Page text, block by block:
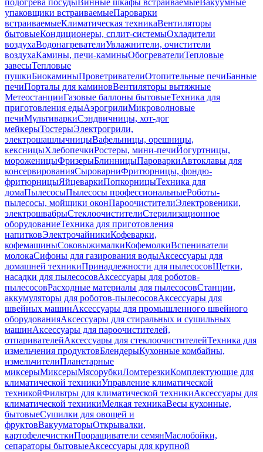
подогрева посудыВинные шкафы встраиваемыеВакуумные
упаковщики встраиваемыеПароварки
встраиваемыеКлиматическая техникаВентиляторы
бытовыеКондиционеры, сплит-системыОхладители
воздухаВодонагревателиУвлажнители, очистители
воздухаКамины, печи-каминыОбогревателиТепловые
завесыТепловые
пушкиБиокаминыПроветривателиОтопительные печиБанные
печиПорталы для каминовВентиляторы вытяжные
МетеостанцииГазовые баллоны бытовыеТехника для
приготовления едыАэрогрилиМикроволновые
печиМультиваркиСэндвичницы, хот-дог
мейкерыТостерыЭлектрогрили,
электрошашлычницыВафельницы, орешницы,
кексницыХлебопечкиРостеры, мини-печиЙогуртницы,
мороженицыФризерыБлинницыПароваркиАвтоклавы для
консервированияСыроварниФритюрницы, фондю-
фритюрницыЯйцеваркиПопкорницыТехника для
домаПылесосыПылесосы профессиональныеРоботы-
пылесосы, мойщики оконПароочистителиЭлектровеники,
электрошвабрыСтеклоочистителиСтерилизационное
оборудованиеТехника для приготовления
напитковЭлектрочайникиКофеварки,
кофемашиныСоковыжималкиКофемолкиВспениватели
молокаСифоны для газирования водыАксессуары для
домашней техникиПринадлежности для пылесосовЩетки,
насадки для пылесосовАксессуары для роботов-
пылесосовРасходные материалы для пылесосовСтанции,
аккумуляторы для роботов-пылесосовАксессуары для
швейных машинАксессуары для промышленного швейного
оборудованияАксессуары для стиральных и сушильных
машинАксессуары для пароочистителей,
отпаривателейАксессуары для стеклоочистителейТехника для
измельчения продуктовБлендерыКухонные комбайны,
измельчителиПланетарные
миксерыМиксерыМясорубкиЛомтерезкиКомплектующие для
климатической техникиУправление климатической
техникойФильтры для климатической техникиАксессуары для
климатической техникиМелкая техникаВесы кухонные,
бытовыеСушилки для овощей и
фруктовВакууматорыОткрывалки,
картофелечисткиПроращиватели семянМаслобойки,
сепараторы бытовыеАксессуары для крупной